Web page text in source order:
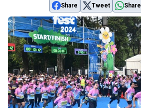
Share Tweet Share